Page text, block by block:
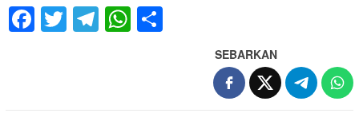
Facebook
TwitterTelegram
WhatsApp
SEBARKAN